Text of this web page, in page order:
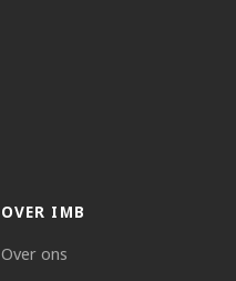
OVER IMB
Over ons